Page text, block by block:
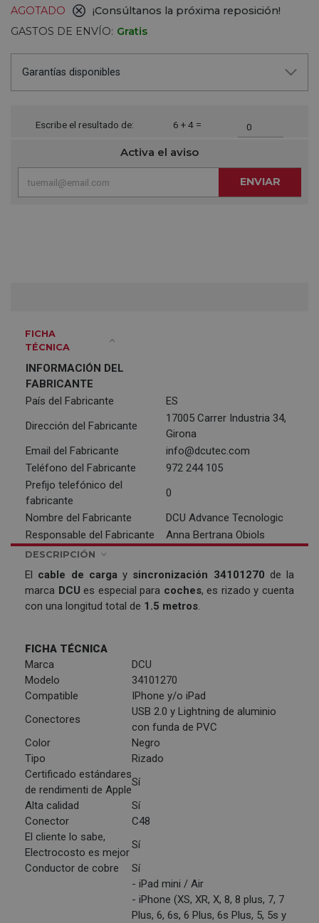
AGOTADO
¡Consúltanos la próxima reposición!
GASTOS DE ENVÍO: Gratis
Garantías disponibles
Escribe el resultado de: 6 + 4 =
Activa el aviso
ENVIAR
FICHA
TÉCNICA
INFORMACIÓN DEL
FABRICANTE
País del Fabricante
ES
Dirección del Fabricante
17005 Carrer Industria 34,
Girona
Email del Fabricante
info@dcutec.com
Teléfono del Fabricante
972 244 105
Prefijo telefónico del
fabricante
0
Nombre del Fabricante
DCU Advance Tecnologic
Responsable del Fabricante
Anna Bertrana Obiols
DESCRIPCIÓN
El cable de carga y sincronización 34101270 de la
marca DCUes especial para coches, es rizado y cuenta
con una longitud total de 1.5 metros.
FICHA TÉCNICA
Marca
DCU
Modelo
34101270
Compatible
IPhone y/o iPad
Conectores
USB 2.0 y Lightning de aluminio
con funda de PVC
Color
Negro
Tipo
Rizado
Certificado estándares
de rendimenti de Apple
Sí
Alta calidad
Sí
Conector
C48
El cliente lo sabe,
Electrocosto es mejor
Sí
Conductor de cobre
Sí
- iPad mini / Air
- iPhone (XS, XR, X, 8, 8 plus, 7, 7
Plus, 6, 6s, 6 Plus, 6s Plus, 5, 5s y